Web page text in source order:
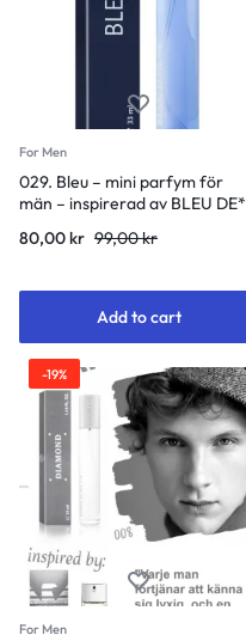
For Men
029. Bleu – mini parfym för
män – inspirerad av BLEU DE*
80,00kr 99,00kr
Add to cart
-19%
For Men